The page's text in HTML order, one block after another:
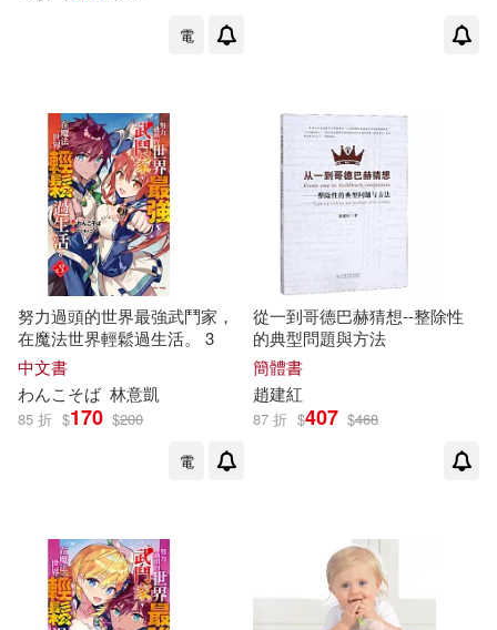
米恩(1)
美國孩子寶(1) 美工社(1)
翁福裕(1) 聖嚴法師(1)
聯合國糧食及農業組織(1)
胡志明等(1) 良文育成(1)
葉凡(1)
葉根友(1)
蓋瑞．貝克(1) 蔣光宇(1)
米樂文化(1) 紅旗出版社(1)
紫禁城出版社(1)
經濟科學出版社(1)
華中科技大學出版社(1)
萬里機構(1) 蘭陽戲劇團(1)
譯林出版社(1)
財團法人法鼓山文教基金會-法鼓文
電
(horn),Oramo(conductor)Royal
努力過頭的世界最強武鬥家，
在魔法世界輕鬆過生活。 3
中文書
わんこそば 林意凱
85 折 $170 $200
電
從一到哥德巴赫猜想--整除性
的典型問題與方法
簡體書
趙建紅
87 折 $407 $468